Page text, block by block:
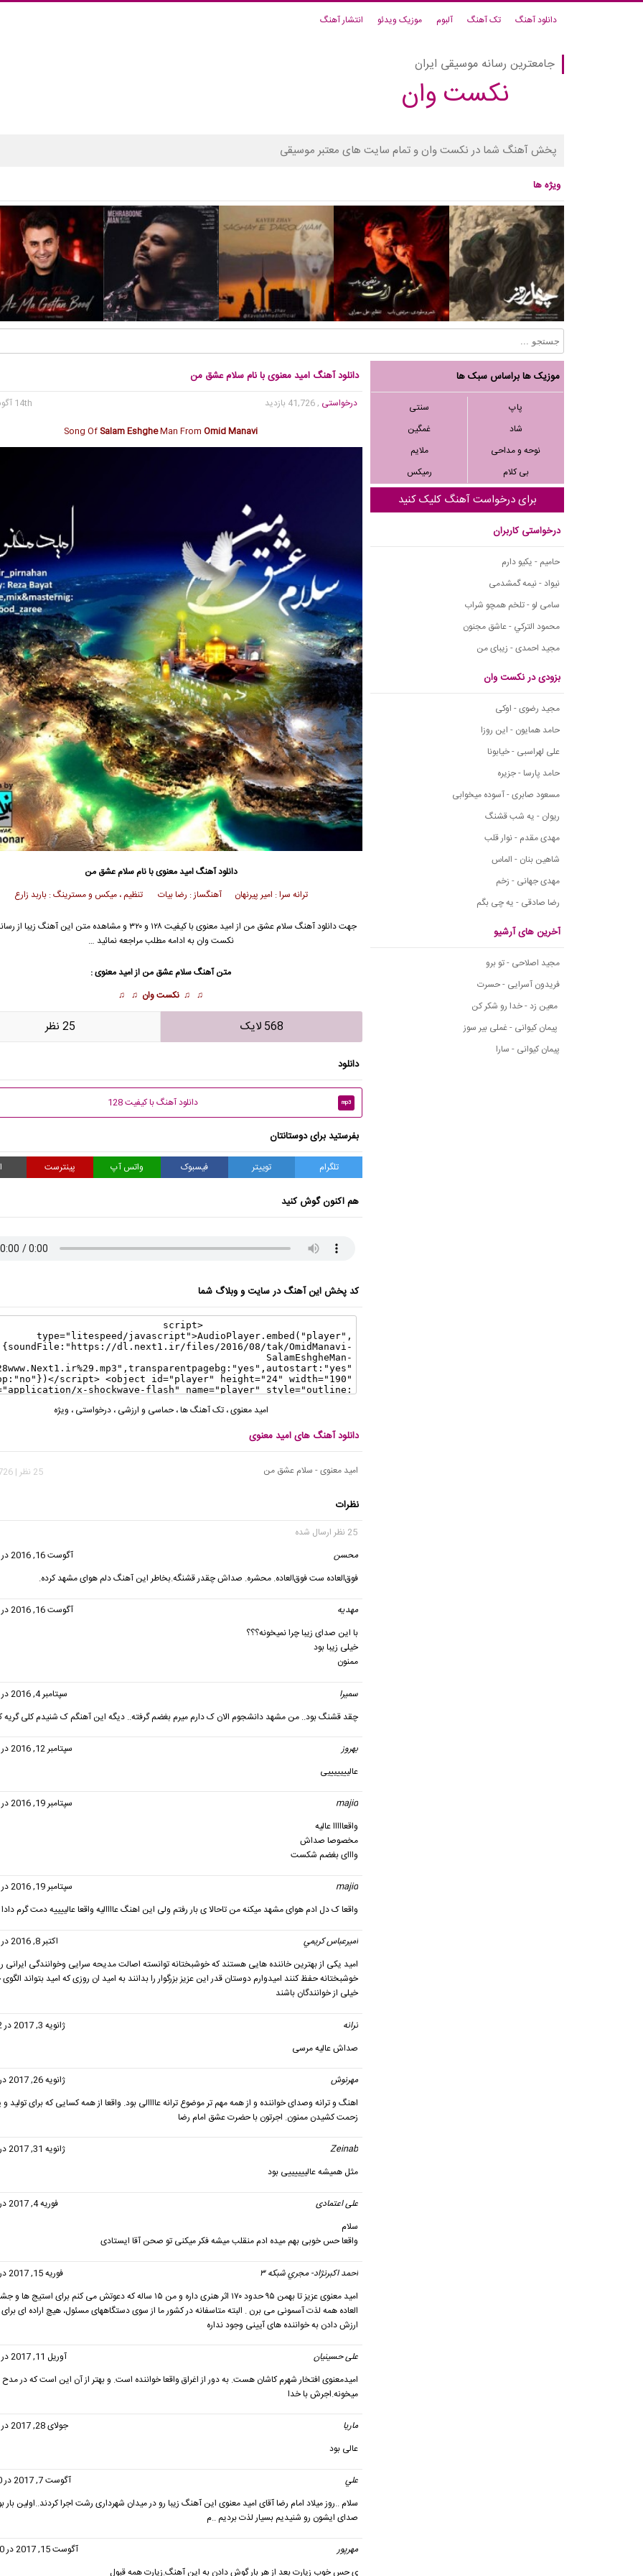
دانلود آهنگ تک آهنگ آلبوم موزیک ویدئو انتشار آهنگ
جامعترین رسانه موسیقی ایران
نکست وان
پخش آهنگ شما در نکست وان و تمام سایت های معتبر موسیقی
ویژه ها
موزیک ها براساس سبک ها
پاپ
سنتی
شاد
غمگین
نوحه و مداحی
ملایم
بی کلام
رمیکس
برای درخواست آهنگ کلیک کنید
درخواستی کاربران
حامیم - یکیو دارم
نیواد - نیمه گمشدمی
سامی لو - تلخم همچو شراب
محمود التركي - عاشق مجنون
مجید احمدی - زیبای من
بزودی در نکست وان
مجید رضوی - اوکی
حامد همایون - این روزا
علی لهراسبی - خیابونا
حامد پارسا - جزیره
مسعود صابری - آسوده میخوابی
ریوان - یه شب قشنگ
مهدی مقدم - نوار قلب
شاهین بنان - الماس
مهدی جهانی - زخم
رضا صادقی - یه چی بگم
آخرین های آرشیو
مجید اصلاحی - تو برو
فریدون آسرایی - حسرت
معین زد - خدا رو شکر کن
پیمان کیوانی - غملی بیر سوز
پیمان کیوانی - سارا
دانلود آهنگ امید معنوی با نام سلام عشق من
درخواستی , 41,726 بازدید
14th آگوست 2016
Song Of Salam EshgheMan FromOmid Manavi
دانلود آهنگامید معنویبا نام سلام عشق من
ترانه سرا : امیر پیرنهان آهنگساز : رضا بیات تنظیم ، میکس و مسترینگ : باربد زارع
جهت دانلود آهنگ سلام عشق من از امید معنوی
با کیفیت ۱۲۸ و ۳۲۰ و مشاهده متن این آهنگ زیبا
نکست وان به ادامه مطلب مراجعه نمائید …
متن آهنگ سلام عشق من ازامید معنوی:
♫ ♫ نکست وان ♫ ♫
568 لایک 25 نظر
دانلود
mp3 دانلود آهنگ با کیفیت 128
بفرستید برای دوستانتان
تلگرام توییتر فیسبوک واتس آپ پینترست
هم اکنون گوش کنید
کد پخش این آهنگ در سایت و وبلاگ شما
امید معنوی،تک آهنگ ها،حماسی و ارزشی ،درخواستی ، ویژه
دانلود آهنگ های امید معنوی
امید معنوی - سلام عشق من 25 نظر | 41,726 بازدید
نظرات
25 نظر ارسال شده
محسن
آگوست 16, 2016 در 2:54 ب.ظ
فوق‌العاده ست فوق‌العاده. محشره. صداش چقدر قشنگه.بخاطر این آهنگ دلم هوای مشهد کرده.
مهدیه
آگوست 16, 2016 در 6:25 ب.ظ
با این صدای زیبا چرا نمیخونه؟؟؟
خیلی زیبا بود
ممنون
سمیرا
سپتامبر 4, 2016 در 6:42 ب.ظ
چقد قشنگ بود.. من مشهد دانشجوم الان ک دارم میرم بغضم گرفته.. دیگه این آهنگم ک شنیدم کلی گریه
بهروز
سپتامبر 12, 2016 در 4:58 ب.ظ
عالیییییییی
majid
سپتامبر 19, 2016 در 9:54 ب.ظ
واقعااااا عالیه
مخصوصا صداش
وااای بغضم شکست
majid
سپتامبر 19, 2016 در 9:56 ب.ظ
واقعا ک دل ادم هوای مشهد میکنه من تاحالا ی بار رفتم ولی این اهنگ عاااالیه واقعا عالییییه دمت گرم دادا
اميرعباس كريمي
اکتبر 8, 2016 در 7:14 ب.ظ
امید یکی از بهترین خاننده هایی هستند که خوشبختانه توانسته اصالت مدیحه سرایی وخوانندگی ایرانی
خوشبختانه حفظ کنند امیدوارم دوستان قدر این عزیز بزرگوار را بدانند به امید ان روزی که امید بتواند
خیلی از خوانندگان باشند
ترانه
ژانویه 3, 2017 در 11:02 ق.ظ
صداش عالیه مرسی
مهرنوش
ژانویه 26, 2017 در 4:35 ق.ظ
اهنگ و ترانه وصدای خواننده و از همه مهم تر موضوع ترانه عاااالی بود. واقعا از همه کسایی که برای
زحمت کشیدن ممنون. اجرتون با حضرت عشق امام رضا
Zeinab
ژانویه 31, 2017 در 5:13 ق.ظ
مثل همیشه عالییییییی بود
علی اعتمادی
فوریه 4, 2017 در 4:48 ق.ظ
سلام
واقعا حس خوبی بهم میده ادم منقلب میشه فکر میکنی تو صحن آقا ایستادی
احمد اكبرنژاد- مجري شبكه ٣
فوریه 15, 2017 در 2:37 ق.ظ
امید معنوی عزیز تا بهمن ٩۵ حدود ١٧٠ اثر هنری داره و من ١۵ ساله که دعوتش می کنم برای
العاده همه لذت آسمونی می برن . البته متاسفانه در کشور ما از سوی دستگاههای مسئول، هیچ اراده ای برای
ارزش دادن به خواننده های آیینی وجود نداره
علی حسینیان
آوریل 11, 2017 در 6:54 ب.ظ
امیدمعنوی افتخار شهرم کاشان هست. به دور از اغراق واقعا خواننده است. و بهتر از آن این است که در مدح
میخونه.اجرش با خدا
ماریا
جولای 28, 2017 در 2:11 ب.ظ
عالی بود
علي
آگوست 7, 2017 در 12:20 ق.ظ
سلام ..روز میلاد امام رضا آقای امید معنوی این آهنگ زیبا رو در میدان شهرداری رشت اجرا کردند..اولین بار
صدای ایشون رو شنیدیم بسیار لذت بردیم ..م
مهرپور
آگوست 15, 2017 در 11:00 ب.ظ
ی حس خوب زیارت بعد از هر بار گوش دادن به این آهنگ.زیارت همه قبول